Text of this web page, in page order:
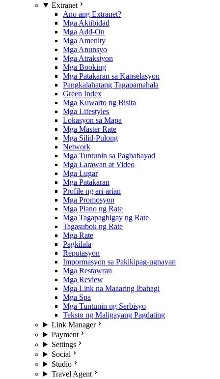
Extranet
Ano ang Extranet?
Mga Aktibidad
Mga Add-On
Mga Amenity
Mga Anunsyo
Mga Atraksiyon
Mga Booking
Mga Patakaran sa Kanselasyon
Pangkalahatang Tagapamahala
Green Index
Mga Kuwarto ng Bisita
Mga Lifestyles
Lokasyon sa Mapa
Mga Master Rate
Mga Silid-Pulong
Network
Mga Tuntunin sa Pagbabayad
Mga Larawan at Video
Mga Lugar
Mga Patakaran
Profile ng ari-arian
Mga Promosyon
Mga Plano ng Rate
Mga Tagapagbigay ng Rate
Tagasubok ng Rate
Mga Rate
Pagkilala
Reputasyon
Impormasyon sa Pakikipag-ugnayan
Mga Restawran
Mga Review
Mga Link na Maaaring Ibahagi
Mga Spa
Mga Tuntunin ng Serbisyo
Teksto ng Maligayang Pagdating
Link Manager
Payment
Settings
Social
Studio
Travel Agent